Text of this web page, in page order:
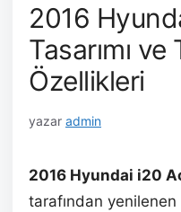
2016
Tasarımı ve
Özellikleri
yazar admin
2016 Hyundai i20
tarafından